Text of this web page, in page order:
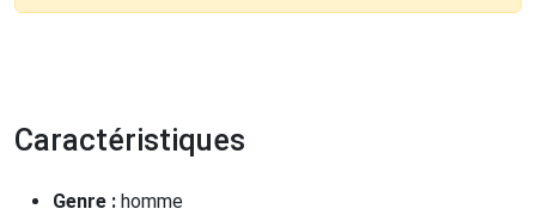
Caractéristiques
Genre : homme